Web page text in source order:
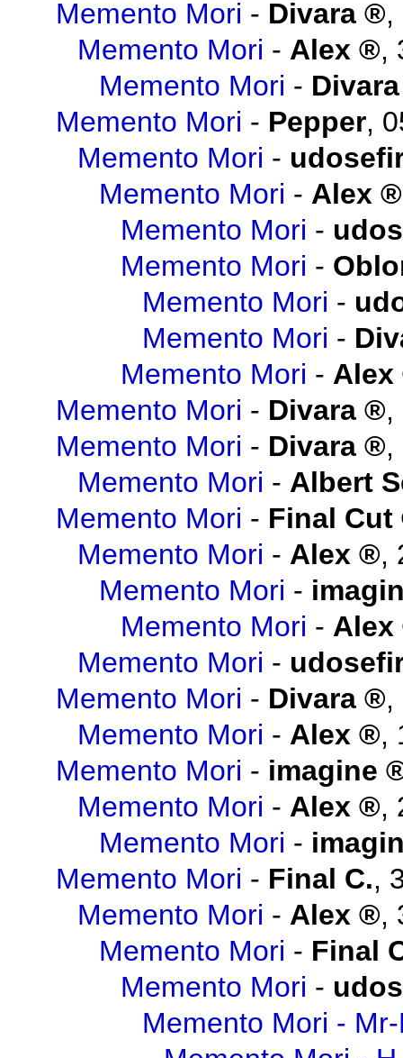
Memento Mori - Divara ,
Memento Mori - Alex ,
Memento Mori - Divara
Memento Mori - Pepper,
Memento Mori -
Memento Mori - Alex
Memento Mori -
Memento Mori -
Memento Mori -
Memento Mori -
Memento Mori - Alex
Memento Mori - Divara ,
Memento Mori - Divara ,
Memento Mori - Albert
Memento Mori - Final Cut
Memento Mori - Alex ,
Memento Mori -
Memento Mori - Alex
Memento Mori -
Memento Mori - Divara ,
Memento Mori - Alex ,
Memento Mori - imagine
Memento Mori - Alex ,
Memento Mori -
Memento Mori - Final C.,
Memento Mori - Alex ,
Memento Mori - Final
Memento Mori -
Memento Mori -